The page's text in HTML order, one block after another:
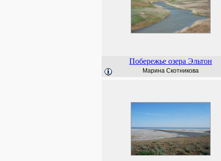
Побережье озера Эльтон
Марина Скотникова